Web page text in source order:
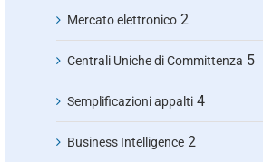
Mercato elettronico 2
Centrali Uniche di Committenza 5
Semplificazioni appalti 4
Business Intelligence 2